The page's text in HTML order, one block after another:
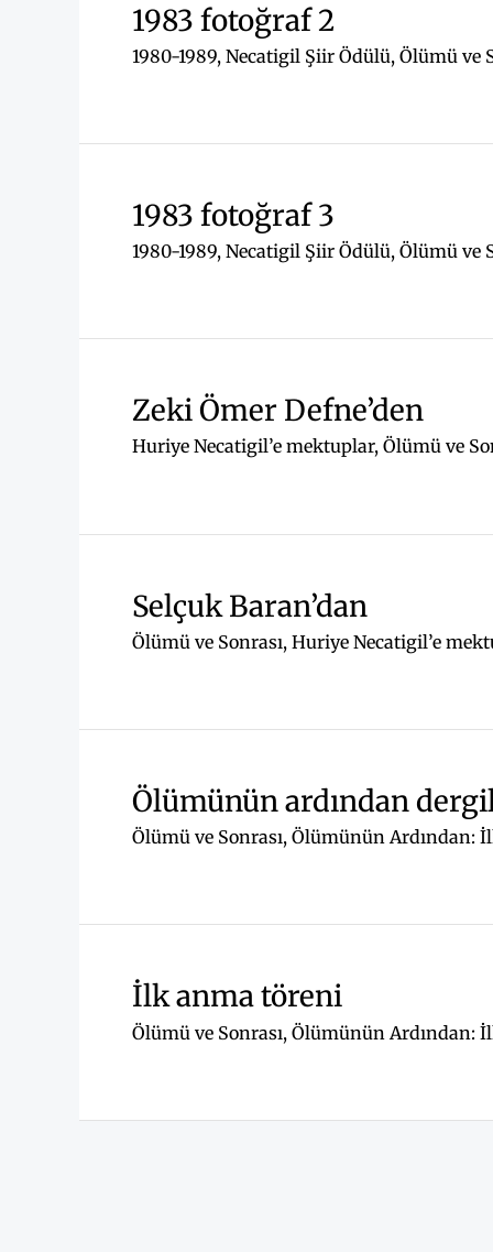
1983 fotoğraf 2
1980-1989, Necatigil Şiir Ödülü, Ölümü ve
1983 fotoğraf 3
1980-1989, Necatigil Şiir Ödülü, Ölümü ve
Zeki Ömer Defne’den
Huriye Necatigil’e mektuplar, Ölümü ve
Selçuk Baran’dan
Ölümü ve Sonrası, Huriye Necatigil’e
Ölümünün ardından
Ölümü ve Sonrası, Ölümünün Ardından:
İlk anma töreni
Ölümü ve Sonrası, Ölümünün Ardından: